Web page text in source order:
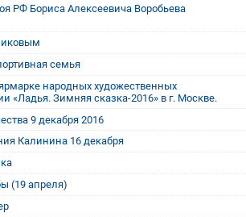
РФ Бориса Алексеевича Воробьева
семья
народных художественных
«Ладья. Зимняя сказка-2016» в г. Москве.
9 декабря 2016
Калинина 16 декабря
(19 апреля)